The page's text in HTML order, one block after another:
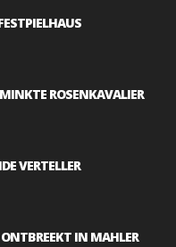
ROSENKAVALIER
VERTELLER
IN MAHLER